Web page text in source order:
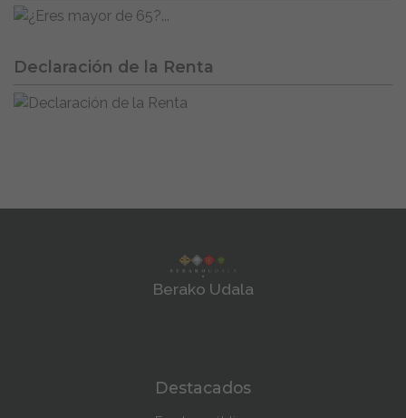
Declaración de la Renta
Berako Udala
Destacados